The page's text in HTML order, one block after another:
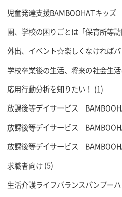
児童発達支援BAMBOOHATキッ
園、学校の困りごとは「保育所等
外出、イベント☆楽しくなければバ
学校卒業後の生活、将来の社会生
応用行動分析を知りたい！ (1)
放課後等デイサービス
放課後等デイサービス
放課後等デイサービス
求職者向け(5)
生活介護ライフバランスバンブー